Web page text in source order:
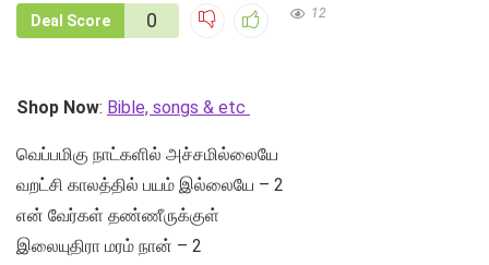
Deal Score 0 12
Shop Now: Bible, songs & etc
வெப்பமிகு நாட்களில் அச்சமில்லையே
வறட்சி காலத்தில் பயம் இல்லையே – 2
என் வேர்கள் தண்ணீருக்குள்
இலையுதிரா மரம் நான் – 2